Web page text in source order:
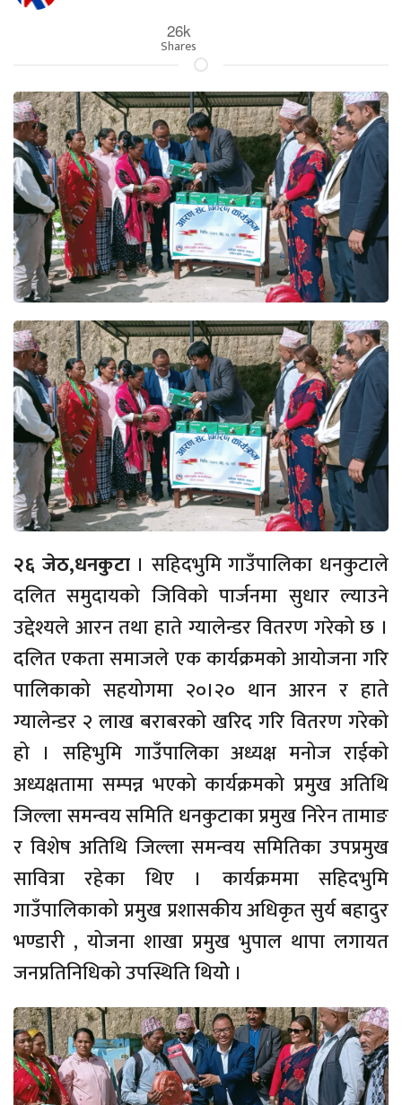
26k
Shares
२६ जेठ,धनकुटा। सहिदभुमि गाउँपालिका धनकुटाले
दलित समुदायको जिविको पार्जनमा सुधार ल्याउने
उद्देश्यले आरन तथा हाते ग्यालेन्डर वितरण गरेको छ ।
दलित एकता समाजले एक कार्यक्रमको आयोजना गरि
पालिकाको सहयोगमा २०।२० थान आरन र हाते
ग्यालेन्डर २ लाख बराबरको खरिद गरि वितरण गरेको
हो । सहिभुमि गाउँपालिका अध्यक्ष मनोज राईको
अध्यक्षतामा सम्पन्न भएको कार्यक्रमको प्रमुख अतिथि
जिल्ला समन्वय समिति धनकुटाका प्रमुख निरेन तामाङ
र विशेष अतिथि जिल्ला समन्वय समितिका उपप्रमुख
सावित्रा रहेका थिए । कार्यक्रममा सहिदभुमि
गाउँपालिकाको प्रमुख प्रशासकीय अधिकृत सुर्य बहादुर
भण्डारी , योजना शाखा प्रमुख भुपाल थापा लगायत
जनप्रतिनिधिको उपस्थिति थियोे ।